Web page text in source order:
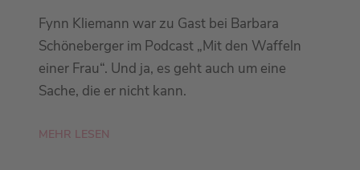
Fynn Kliemann war zu Gast bei Barbara
Schöneberger im Podcast „Mit den Waffeln
einer Frau“. Und ja, es geht auch um eine
Sache, die er nicht kann.
MEHR LESEN